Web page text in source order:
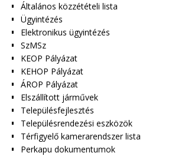
Általános közzétételi lista
Ügyintézés
Elektronikus ügyintézés
SzMSz
KEOP Pályázat
KEHOP Pályázat
ÁROP Pályázat
Elszállított járművek
Településfejlesztés
Településrendezési eszközök
Térfigyelő kamerarendszer lista
Perkapu dokumentumok